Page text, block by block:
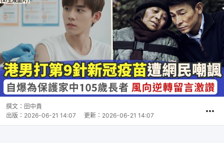
撰文： 田中貴
出版： 2026-06-21 14:07 更新： 2026-06-21 14:07